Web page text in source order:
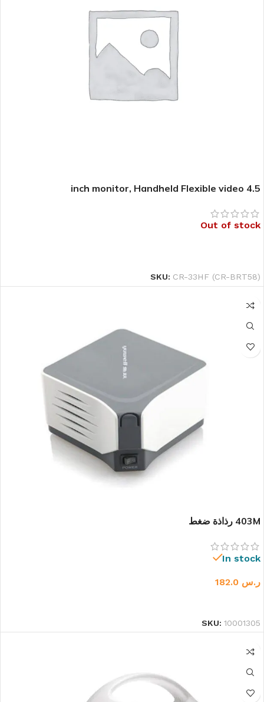
4.5 inch monitor, Handheld Flexible video
CR-33
Out of stock
SKU: CR-33HF (CR-BRT58)
403M رذاذة ضغط
In stock
ر.س 182.0
SKU: 10001305